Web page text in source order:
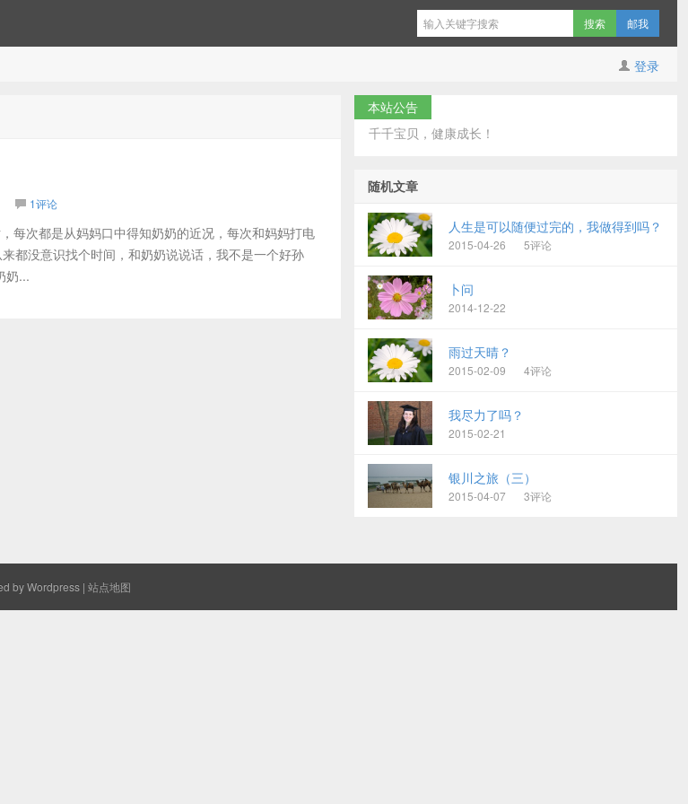
邮我
登录
1评论
每次都是从妈妈口中得知奶奶的近况，每次和妈妈打电
都没意识找个时间，和奶奶说说话，我不是一个好孙
奶...
本站公告
千千宝贝，健康成长！
随机文章
人生是可以随便过完的，我做得到吗？
2015-04-26 5评论
卜问
2014-12-22
雨过天晴？
2015-02-09 4评论
我尽力了吗？
2015-02-21
银川之旅（三）
2015-04-07 3评论
by Wordpress | 站点地图